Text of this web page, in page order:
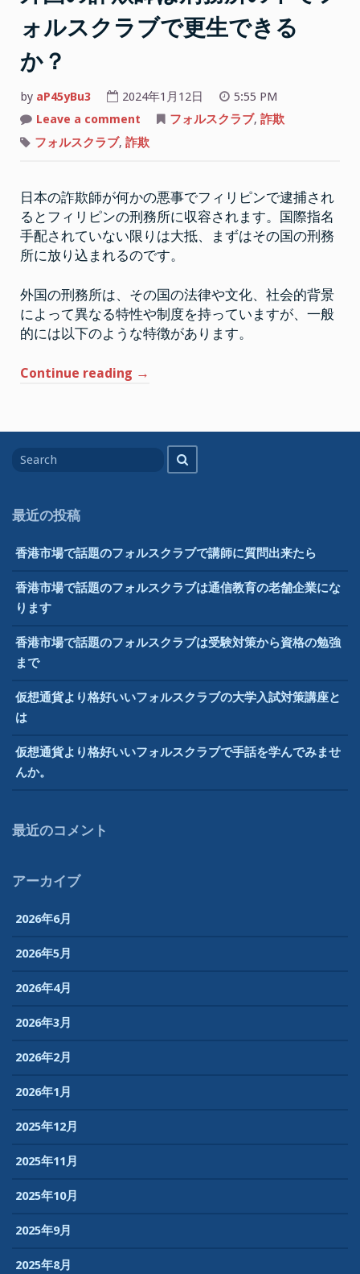
ォルスクラブで更生できる
か？
by aP45yBu3 2024年1月12日
5:55 PM
Leave a comment
国
の
は
刑
務
所
の
中
で
ォ
ル
ス
ク
ラ
ブ
生
フォルスクラブ, 詐欺
フォルスクラブ, 詐欺
日本の詐欺師が何かの悪事でフィリピンで逮捕され
るとフィリピンの刑務所に収容されます。国際指名
手配されていない限りは大抵、まずはその国の刑務
所に放り込まれるのです。
外国の刑務所は、その国の法律や文化、社会的背景
によって異なる特性や制度を持っていますが、一般
的には以下のような特徴があります。
Continue reading “外
詐
所
中
ォ
ク
で
→
for
最近の投稿
香港市場で話題のフォルスクラブで講師に質問出来たら
香港市場で話題のフォルスクラブは通信教育の老舗企業にな
ります
香港市場で話題のフォルスクラブは受験対策から資格の勉強
まで
仮想通貨より格好いいフォルスクラブの大学入試対策講座と
は
仮想通貨より格好いいフォルスクラブで手話を学んでみませ
んか。
最近のコメント
アーカイブ
2026年6月
2026年5月
2026年4月
2026年3月
2026年2月
2026年1月
2025年12月
2025年11月
2025年10月
2025年9月
2025年8月